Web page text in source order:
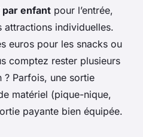
enfant pour l’entrée,
attractions individuelles.
euros pour les snacks ou
comptez rester plusieurs
? Parfois, une sortie
matériel (pique-nique,
payante bien équipée.